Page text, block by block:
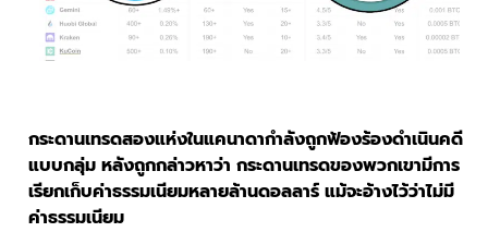
กระดานเทรดสองแห่งในแคนาดากำลังถูกฟ้องร้องดำเนินคดี
แบบกลุ่ม หลังถูกกล่าวหาว่า กระดานเทรดของพวกเขามีการ
เรียกเก็บค่าธรรมเนียมหลายล้านดอลลาร์ แม้จะอ้างไว้ว่าไม่มี
ค่าธรรมเนียม